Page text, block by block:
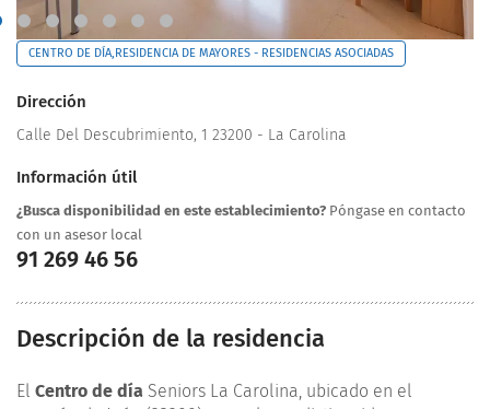
CENTRO DE DÍA,RESIDENCIA DE MAYORES - RESIDENCIAS ASOCIADAS
Dirección
Calle Del Descubrimiento, 1 23200 - La Carolina
Información útil
¿Busca disponibilidad en este establecimiento? Póngase en contacto
con un asesor local
91 269 46 56
Descripción de la residencia
El Centro de día Seniors La Carolina, ubicado en el